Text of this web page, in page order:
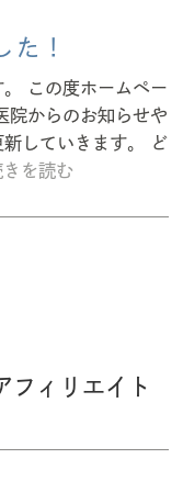
た！
この度ホームペー
院からのお知らせや
していきます。 ど
きを読む
フィリエイト